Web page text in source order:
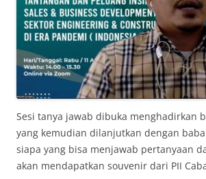
Sesi tanya jawab dibuka menghadirkan
yang kemudian dilanjutkan dengan
siapa yang bisa menjawab pertanyaan
akan mendapatkan souvenir dari PII